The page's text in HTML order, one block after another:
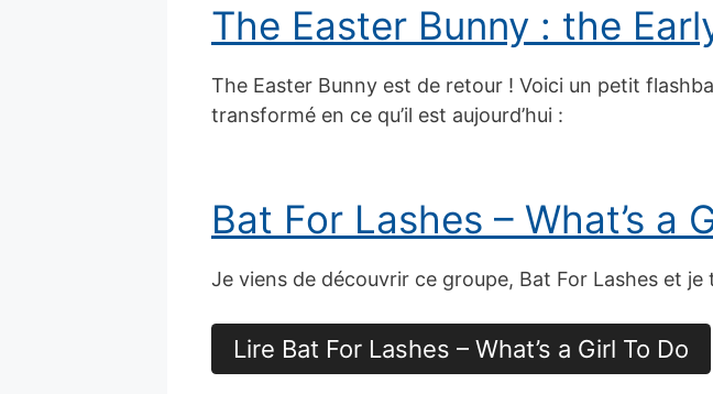
The Easter Bunny : the
The Easter Bunny est de retour ! Voici un petit
transformé en ce qu’il est aujourd’hui :
Bat For Lashes – What’s a
Je viens de découvrir ce groupe, Bat For Lashes et
Lire Bat For Lashes – What’s a Girl To Do